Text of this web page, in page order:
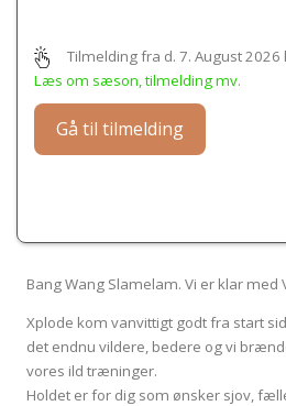
Tilmelding fra d. 7. August 2026
Læs om sæson, tilmelding mv.
Gå til tilmelding
Bang Wang Slamelam. Vi er klar med
Xplode kom vanvittigt godt fra start
det endnu vildere, bedere og vi
vores ild træninger.
Holdet er for dig som ønsker sjov,